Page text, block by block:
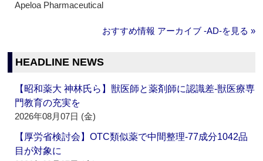
Apeloa Pharmaceutical
おすすめ情報 アーカイブ ‐AD‐を見る »
HEADLINE NEWS
【昭和薬大 神林氏ら】獣医師と薬剤師に認識差‐獣医療専
門教育の充実を
2026年08月07日 (金)
【厚労省検討会】OTC類似薬で中間整理‐77成分1042品
目が対象に